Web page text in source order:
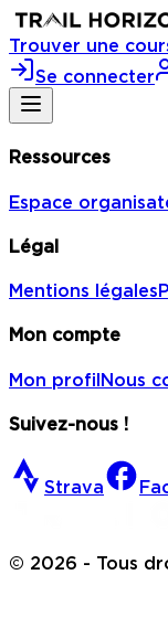
Trouver une
Se connecter
Ressources
Espace
Légal
Mentions légales
Mon compte
Mon profilNous
Suivez-nous !
Strava
© 2026 - Tous